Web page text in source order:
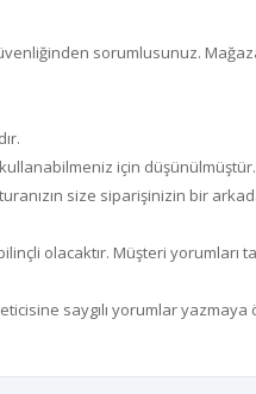
sorumlusunuz.
için düşünülmüştür.
size siparişinizin bir
olacaktır. Müşteri yorumları
saygılı yorumlar